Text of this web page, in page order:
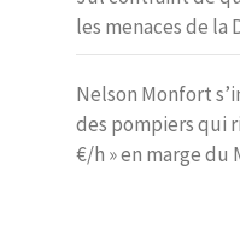
les menaces de la
Nelson Monfort
des pompiers qui
€/h » en marge